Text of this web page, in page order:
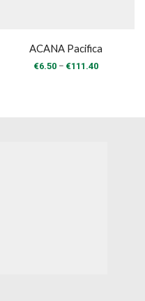
ACANA Pacifica
€6.50 – €111.40Price